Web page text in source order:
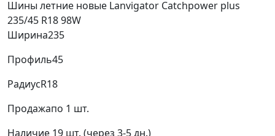
Шины летние новые Lanvigator Catchpower plus
235/45 R18 98W
Ширина235
Профиль45
РадиусR18
Продажапо 1 шт.
Наличие 19 шт. (через 3-5 дн.)